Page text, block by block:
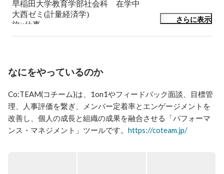
早稲田大学教育学部社会科　在学中
大西ゼミ(計量経済学)
旅×仕事
さらに表示
なにをやっているのか
Co:TEAM(コチーム)は、1on1やフィードバック面談、目標管
理、人事評価を繋ぎ、メンバー定着率とエンゲージメントを
改善し、個人の成長と組織の成果を融合させる「パフォーマ
ンス・マネジメント」ツールです。 https://coteam.jp/